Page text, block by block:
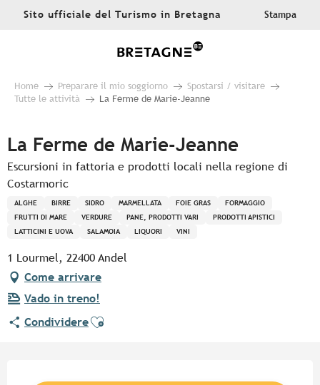
AllerSito ufficiale del Turismo in Bretagna Stampa
Home Preparare il mio soggiorno
Spostarsi / visitare
Tutte le attività
La Ferme de Marie-Jeanne
La Ferme de Marie-Jeanne
Escursioni in fattoria e prodotti locali nella regione di
Costarmoric
ALGHE BIRRE SIDRO MARMELLATA FOIE GRAS
FORMAGGIO
FRUTTI DI MARE
VERDURE PANE, PRODOTTI VARI
PRODOTTI APISTICI
LATTICINI E UOVA
SALAMOIA LIQUORI VINI
1 Lourmel, 22400 Andel
Come arrivare
Vado in treno!
CondividereAjouter aux favoris